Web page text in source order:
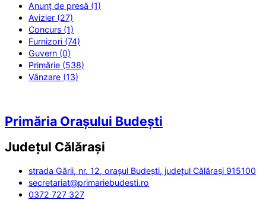
Anunț de presă (1)
Avizier (27)
Concurs (1)
Furnizori (74)
Guvern (0)
Primărie (538)
Vânzare (13)
Primăria Orașului Budești
Județul Călărași
strada Gării, nr. 12, orașul Budești, județul Călărași 915100
secretariat@primariebudesti.ro
0372 727 327